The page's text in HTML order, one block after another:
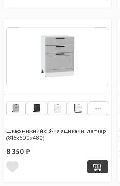
Шкаф нижний с 3-мя ящиками Глетчер
(816х600х480)
8 350 ₽